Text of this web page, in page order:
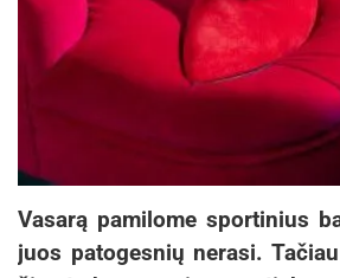
Vasarą pamilome sportinius
juos patogesnių nerasi.